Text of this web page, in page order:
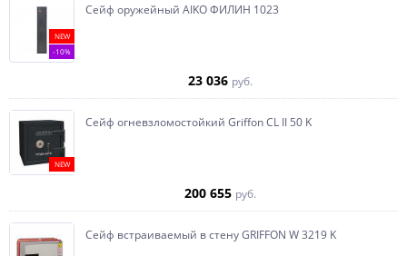
NEW
-10%
Сейф оружейный AIKO ФИЛИН 1023
23 036 руб.
NEW
Сейф огневзломостойкий Griffon CL II 50 K
200 655 руб.
Сейф встраиваемый в стену GRIFFON W 3219 K